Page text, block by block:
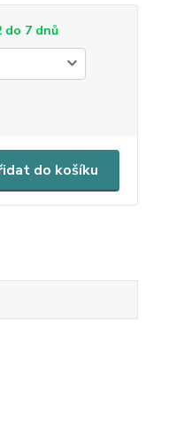
do 7 dnů
do košíku